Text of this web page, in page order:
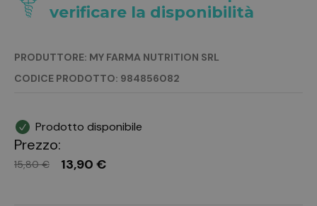
verificare la disponibilità
PRODUTTORE: MY FARMA NUTRITION SRL
CODICE PRODOTTO: 984856082
Prezzo:
13,90 €
15,80 €
Prodotto disponibile